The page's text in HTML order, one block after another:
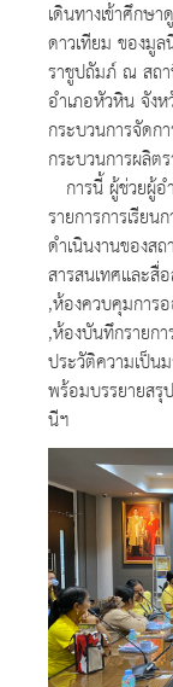
เดินทางเข้าศึกษ
ดาวเทียม ของมู
ราชูปถัมภ์ ณ สถา
อำเภอหัวหิน จัง
กระบวนการจัดก
กระบวนการผลิต
การนี้ ผู้ช่วยผู้
รายการการเรีย
ดำเนินงานของส
สารสนเทศและสื่
,ห้องควบคุมการ
,ห้องบันทึกรายก
ประวัติความเป็น
พร้อมบรรยายสรุ
นีฯ